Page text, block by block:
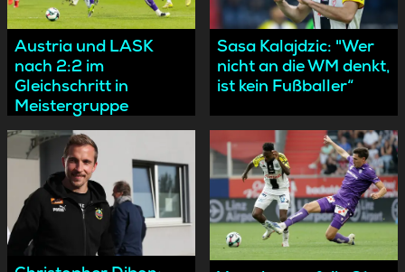
Austria und LASK
nach 2:2 im
Gleichschritt in
Meistergruppe
Sasa Kalajdzic: "Wer
nicht an die WM denkt,
ist kein Fußballer“